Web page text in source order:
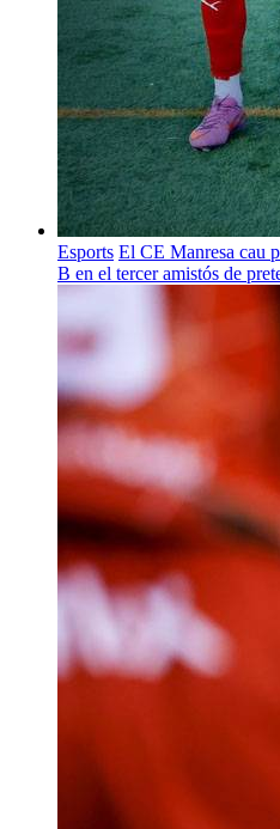
Esports El CE Manresa cau
B en el tercer amistós de